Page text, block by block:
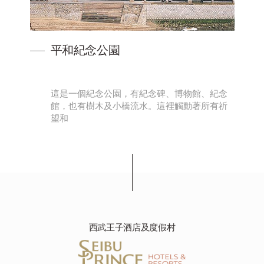
平和紀念公園
這是一個紀念公園，有紀念碑、博物館、紀念
館，也有樹木及小橋流水。這裡觸動著所有祈
望和
西武王子酒店及度假村